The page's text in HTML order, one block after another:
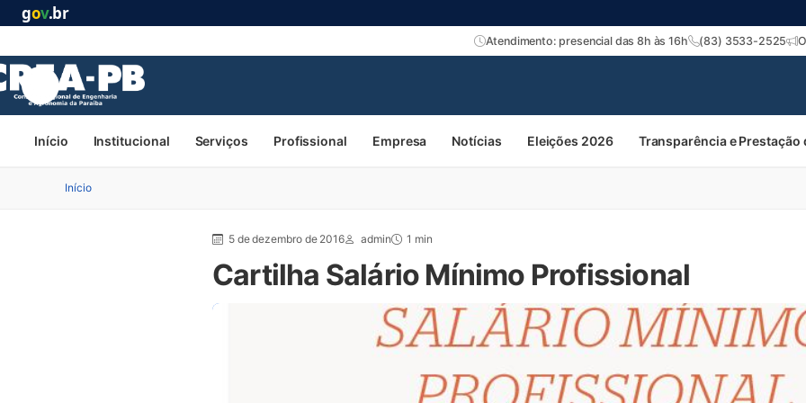
gov.br
Atendimento: presencial das 8h às 16h (83) 3533-2525
Início Institucional Serviços Profissional Empresa Notícias Eleições 2026 Transparência e Prestação
Início
5 de dezembro de 2016 admin 1 min
Cartilha Salário Mínimo Profissional